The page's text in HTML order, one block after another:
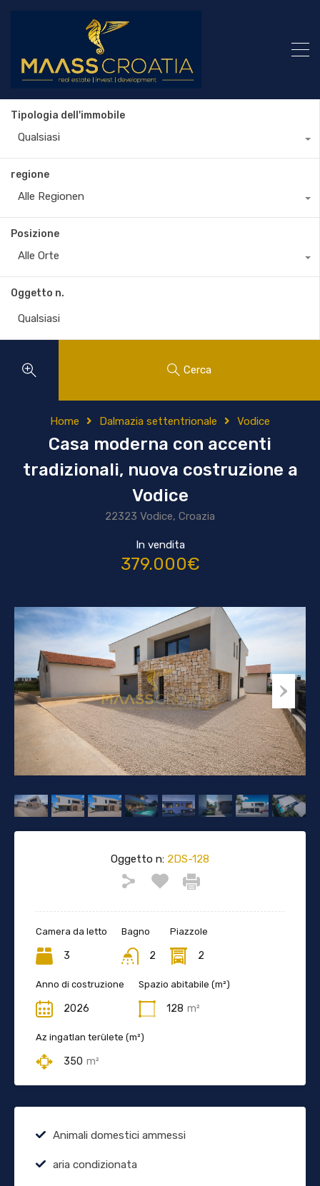
Tipologia dell'immobile
Qualsiasi
regione
Alle Regionen
Posizione
Alle Orte
Oggetto n.
Cerca
Home Dalmazia settentrionale Vodice
Casa moderna con accenti
tradizionali, nuova costruzione a
Vodice
22323 Vodice, Croazia
In vendita
379.000€
Oggetto n: 2DS-128
Camera da letto
3
Bagno
2
Piazzole
2
Anno di costruzione
2026
Spazio abitabile (m²)
128 m²
Az ingatlan területe (m²)
350 m²
Animali domestici ammessi
aria condizionata